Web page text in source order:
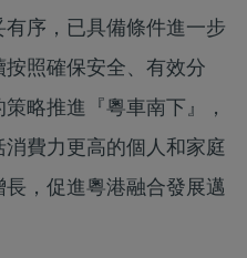
有序，已具備條件進一步
照確保安全、有效分
略推進『粵車南下』，
費力更高的個人和家庭
，促進粵港融合發展邁